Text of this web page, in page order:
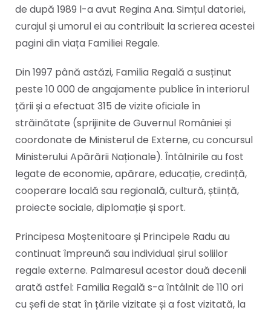
de după 1989 l-a avut Regina Ana. Simțul datoriei,
curajul și umorul ei au contribuit la scrierea acestei
pagini din viața Familiei Regale.
Din 1997 până astăzi, Familia Regală a susținut
peste 10 000 de angajamente publice în interiorul
țării și a efectuat 315 de vizite oficiale în
străinătate (sprijinite de Guvernul României și
coordonate de Ministerul de Externe, cu concursul
Ministerului Apărării Naționale). Întâlnirile au fost
legate de economie, apărare, educație, credință,
cooperare locală sau regională, cultură, știință,
proiecte sociale, diplomație și sport.
Principesa Moștenitoare și Principele Radu au
continuat împreună sau individual șirul soliilor
regale externe. Palmaresul acestor două decenii
arată astfel: Familia Regală s-a întâlnit de 110 ori
cu șefi de stat în țările vizitate și a fost vizitată, la